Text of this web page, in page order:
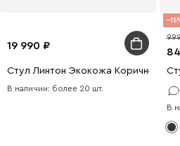
19 990
Стул Линтон Экокожа Коричневый/
В наличии: более 20 шт.
15
В